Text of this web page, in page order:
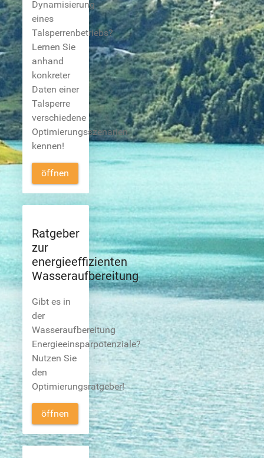
Dynamisierung
eines
Talsperrenbetriebs?
Lernen Sie
anhand
konkreter
Daten einer
Talsperre
verschiedene
Optimierungsszenarien
kennen!
öffnen
Ratgeber
zur
energieeffizienten
Wasseraufbereitung
Gibt es in
der
Wasseraufbereitung
Energieeinsparpotenziale?
Nutzen Sie
den
Optimierungsratgeber!
öffnen